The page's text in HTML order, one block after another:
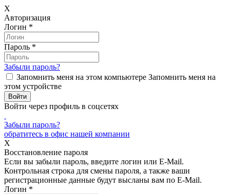
X
Авторизация
Логин *
Пароль *
Забыли пароль?
Запомнить меня на этом компьютере Запомнить меня на
этом устройстве
Войти через профиль в соцсетях
Забыли пароль?
обратитесь в офис нашей компании
X
Восстановление пароля
Если вы забыли пароль, введите логин или E-Mail.
Контрольная строка для смены пароля, а также ваши
регистрационные данные будут высланы вам по E-Mail.
Логин *